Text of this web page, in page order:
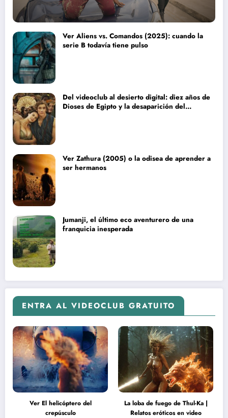
Ver Aliens vs. Comandos (2025): cuando la
serie B todavía tiene pulso
Del videoclub al desierto digital: diez años de
Dioses de Egipto y la desaparición del
Ver Zathura (2005) o la odisea de aprender a
ser hermanos
Jumanji, el último eco aventurero de una
franquicia inesperada
ENTRA AL VIDEOCLUB GRATUITO
Ver El helicóptero del
crepúsculo
La loba de fuego de Thul-Ka |
Relatos eróticos en video